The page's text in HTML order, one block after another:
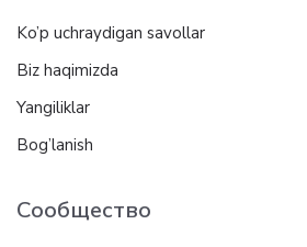
Ko’p uchraydigan savollar
Biz haqimizda
Yangiliklar
Bog’lanish
Сообщество